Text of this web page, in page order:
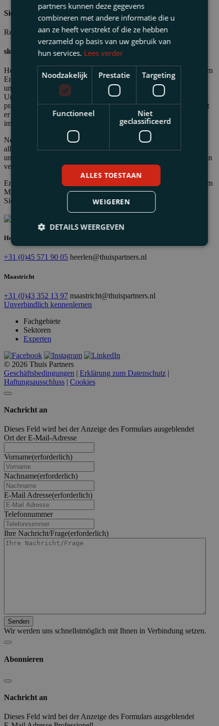
Siep Lousberg
Rechtsanwalt
slousberg@thuispartners.nl
Herr Siep Lousberg konzentriert sich bei Thuis Partners mit großem
Engagement auf das Insolvenz- und Gesellschaftsrecht. Er
unterstützt Insolvenzverwalter bei Insolvenzfällen und berät
Unternehmer in rechtlichen Fragestellungen, wobei er stets
praxisorientierte und umsetzbare Lösungen anstrebt. Dabei arbeitet
er effizient und verständlich, wobei die Interessen der Mandanten
immer im Vordergrund stehen.
Neben dem Insolvenz- und Gesellschaftsrecht ist Siep auch im
allgemeinen Rechtsbereich tätig. Dies ermöglicht ihm, eine
umfassende juristische Dienstleistung anzubieten und Mandanten in
verschiedenen Rechtsgebieten zu unterstützen.
Er schloss 2024 sein Studium an der Universität Maastricht mit dem
Master in Handels- und Gesellschaftsrecht ab. Seit Januar 2025 ist
Siep bei Thuis Partners tätig.
Heerlen
+31 (0)45 571 90 05 heerlen@thuispartners.nl
Maastricht
+31 (0)43 352 13 97 maastricht@thuispartners.nl
Unverbindlich kennenlernen
Fachgebiete
Sektoren
Experten
© 2026 Thuis Partners
Geschäftsbedingungen | Erklärung zum Datenschutz |
Haftungsausschluss | Cookies
Nachricht an
Dieses Feld wird bei der Anzeige des Formulars ausgeblendet
Ort der E-Mail-Adresse
Vorname(erforderlich)
Nachname(erforderlich)
E-Mail Adresse(erforderlich)
Telefonnummer
Ihre Nachricht/Frage(erforderlich)
Wir werden uns schnellstmöglich mit Ihnen in Verbindung setzen.
Abonnieren
Nachricht an
Dieses Feld wird bei der Anzeige des Formulars ausgeblendet
partners kunnen deze gegevens
combineren met andere informatie die u
aan ze heeft verstrekt of die ze hebben
verzameld op basis van uw gebruik van
hun services. Lees verder
Noodzakelijk Prestatie Targeting
Functioneel
Niet
geclassificeerd
ALLES TOESTAAN
WEIGEREN
DETAILS WEERGEVEN